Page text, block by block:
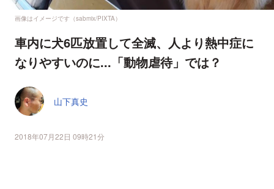
画像はイメージです（sabmix/PIXTA）
車内に犬6匹放置して全滅、人より熱中症に
なりやすいのに...「動物虐待」では？
山下真史
2018年07月22日 09時21分